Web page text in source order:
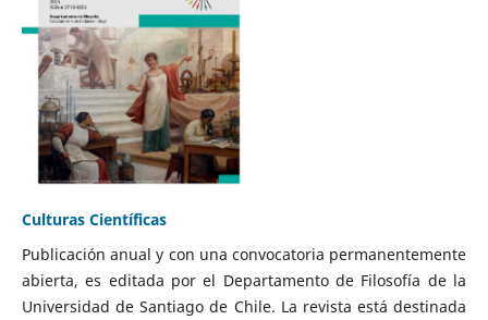
Culturas Científicas
Publicación anual y con una convocatoria permanentemente
abierta, es editada por el Departamento de Filosofía de la
Universidad de Santiago de Chile. La revista está destinada